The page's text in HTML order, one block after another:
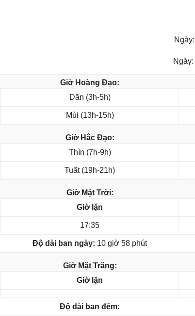
Ngày:
Ngày:
Giờ Hoàng Đạo:
Dần (3h-5h)
Mùi (13h-15h)
Giờ Hắc Đạo:
Thìn (7h-9h)
Tuất (19h-21h)
Giờ Mặt Trời:
Giờ lặn
17:35
Độ dài ban ngày: 10 giờ 58 phút
Giờ Mặt Trăng:
Giờ lặn
Độ dài ban đêm: